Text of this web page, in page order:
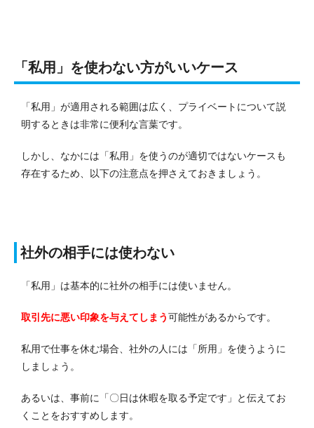
「私用」を使わない方がいいケース
「私用」が適用される範囲は広く、プライベートについて説
明するときは非常に便利な言葉です。
しかし、なかには「私用」を使うのが適切ではないケースも
存在するため、以下の注意点を押さえておきましょう。
社外の相手には使わない
「私用」は基本的に社外の相手には使いません。
取引先に悪い印象を与えてしまう可能性があるからです。
私用で仕事を休む場合、社外の人には「所用」を使うように
しましょう。
あるいは、事前に「〇日は休暇を取る予定です」と伝えてお
くことをおすすめします。